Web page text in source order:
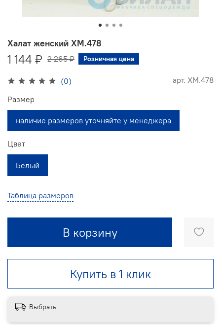
(0) арт. ХМ.478
Халат женский ХМ.478
1 144 ₽ 2 265 ₽ Розничная цена
Таблица размеров
В корзину
Купить в 1 клик
Размер
наличие размеров уточняйте у менеджера
Цвет
Белый
Выбрать